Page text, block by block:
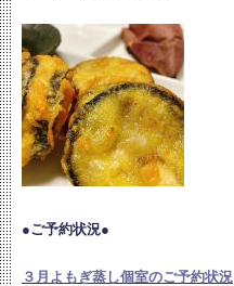
●ご予約状況●
３月よもぎ蒸し個室のご予約状況